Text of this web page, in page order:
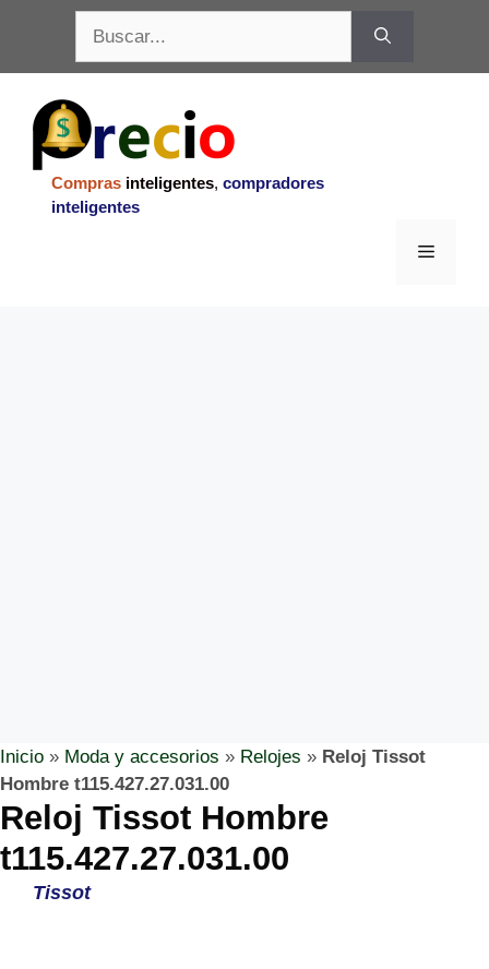
contenido
Compras inteligentes, compradores
inteligentes
Menu
Inicio » Moda y accesorios » Relojes » Reloj Tissot
Hombre t115.427.27.031.00
Reloj Tissot Hombre
t115.427.27.031.00
Tissot